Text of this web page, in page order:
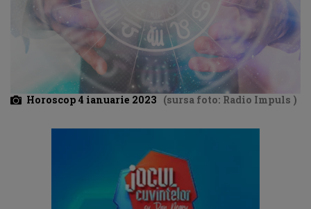
Horoscop 4 ianuarie 2023 (sursa foto: Radio Impuls )